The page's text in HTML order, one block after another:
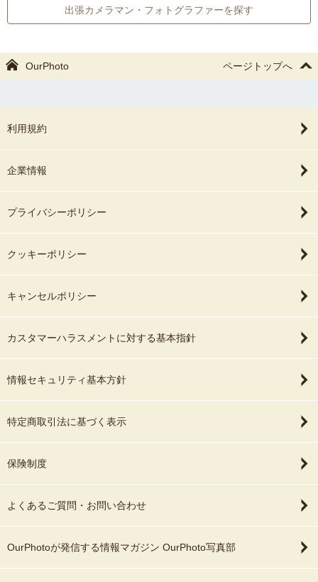
出張カメラマン・フォトグラファーを探す
OurPhoto ページトップへ
利用規約
企業情報
プライバシーポリシー
クッキーポリシー
キャンセルポリシー
カスタマーハラスメントに対する基本指針
情報セキュリティ基本方針
特定商取引法に基づく表示
保険制度
よくあるご質問・お問い合わせ
OurPhotoが発信する情報マガジン OurPhoto写真部